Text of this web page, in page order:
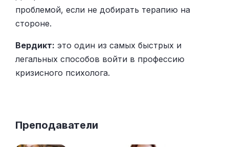
проблемой, если не добирать терапию на
стороне.
Вердикт: это один из самых быстрых и
легальных способов войти в профессию
кризисного психолога.
Преподаватели